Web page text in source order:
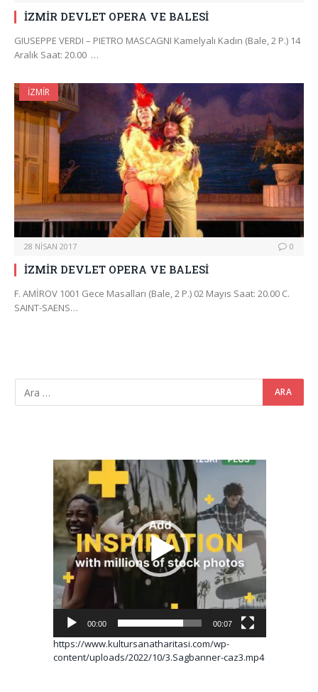
İZMİR DEVLET OPERA VE BALESİ
GIUSEPPE VERDI – PIETRO MASCAGNI Kamelyalı Kadın (Bale, 2 P.) 14
Aralık Saat: 20.00 …
İZMIR
28 NISAN 2017 0
İZMİR DEVLET OPERA VE BALESİ
F. AMİROV 1001 Gece Masalları (Bale, 2 P.) 02 Mayıs Saat: 20.00 C.
SAINT-SAENS…
Video
oynatıcı
00:00 00:07
https://www.kultursanatharitasi.com/wp-
content/uploads/2022/10/3.Sagbanner-caz3.mp4